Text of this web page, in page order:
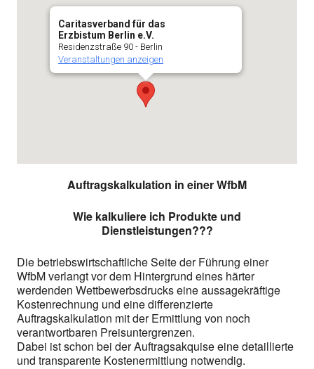
Caritasverband für das
Erzbistum Berlin e.V.
Residenzstraße 90 - Berlin
Veranstaltungen anzeigen
Auftragskalkulation in einer WfbM
Wie kalkuliere ich Produkte und
Dienstleistungen???
Die betriebswirtschaftliche Seite der Führung einer
WfbM verlangt vor dem Hintergrund eines härter
werdenden Wettbewerbsdrucks eine aussagekräftige
Kostenrechnung und eine differenzierte
Auftragskalkulation mit der Ermittlung von noch
verantwortbaren Preisuntergrenzen.
Dabei ist schon bei der Auftragsakquise eine detaillierte
und transparente Kostenermittlung notwendig.